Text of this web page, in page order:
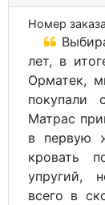
Номер
лет, в
Орматек,
покупали
Матрас
в первую
кровать
упругий,
всего в